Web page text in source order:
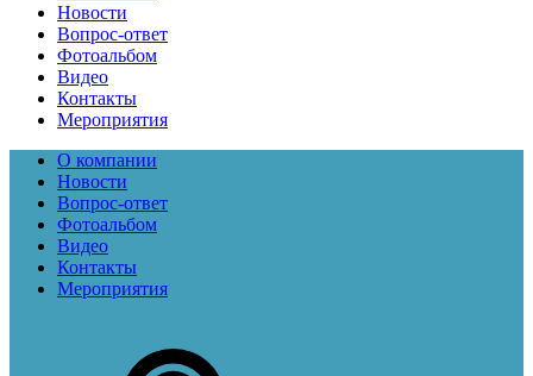
Новости
Вопрос-ответ
Фотоальбом
Видео
Контакты
Мероприятия
О компании
Новости
Вопрос-ответ
Фотоальбом
Видео
Контакты
Мероприятия